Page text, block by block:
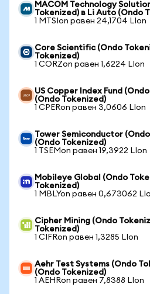
MACOM Technology
Tokenized) в Li Auto (Ondo
1 MTSIon равен 24,1704 LIon
Core Scientific (Ondo
Tokenized)
1 CORZon равен 1,6224 LIon
US Copper Index Fund
(Ondo Tokenized)
1 CPERon равен 3,0606 LIon
Tower Semiconductor
(Ondo Tokenized)
1 TSEMon равен 19,3922 LIon
Mobileye Global (Ondo
Tokenized)
1 MBLYon равен 0,673062
Cipher Mining (Ondo
Tokenized)
1 CIFRon равен 1,3285 LIon
Aehr Test Systems (Ondo
(Ondo Tokenized)
1 AEHRon равен 7,8388 LIon